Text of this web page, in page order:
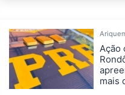
Ação
mais